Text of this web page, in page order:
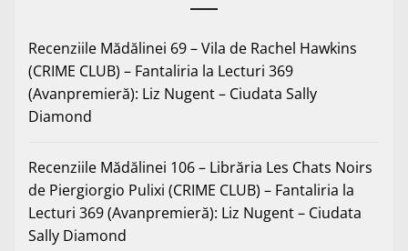
Recenziile Mădălinei 69 – Vila de Rachel Hawkins
(CRIME CLUB) – Fantaliria la Lecturi 369
(Avanpremieră): Liz Nugent – Ciudata Sally
Diamond
Recenziile Mădălinei 106 – Librăria Les Chats Noirs
de Piergiorgio Pulixi (CRIME CLUB) – Fantaliria la
Lecturi 369 (Avanpremieră): Liz Nugent – Ciudata
Sally Diamond